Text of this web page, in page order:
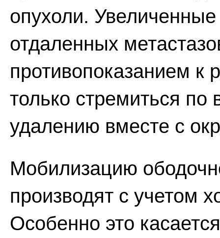
опухоли.
отдаленных
противопоказанием к
только стремиться по
удалению вместе с
Мобилизацию
производят с учетом
Особенно это